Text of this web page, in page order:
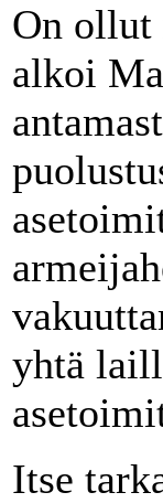
On ollut
alkoi
yhtä
Itse